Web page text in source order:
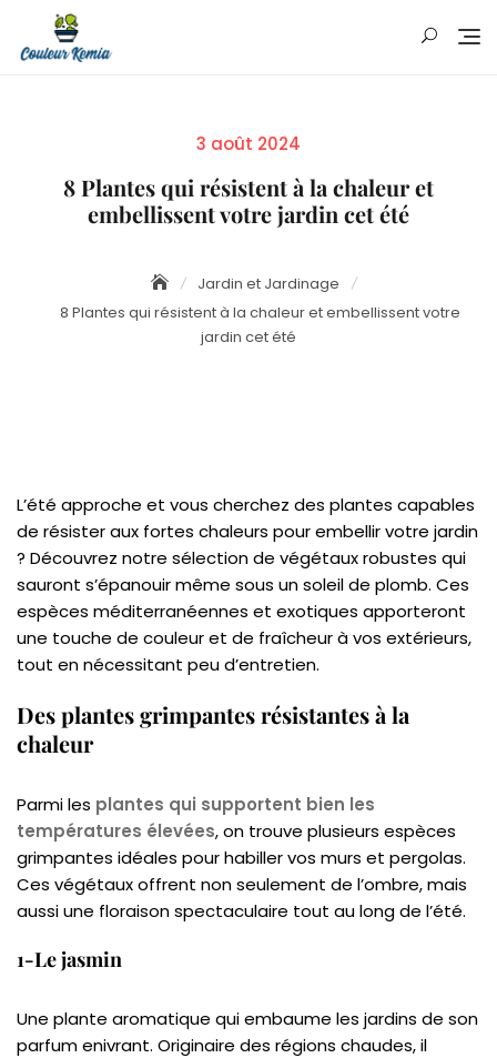
content
Posted
3 août 2024
8 Plantes qui résistent à la chaleur et
embellissent votre jardin cet été
Jardin et Jardinage
8 Plantes qui résistent à la chaleur et embellissent votre
jardin cet été
L’été approche et vous cherchez des plantes capables
de résister aux fortes chaleurs pour embellir votre jardin
? Découvrez notre sélection de végétaux robustes qui
sauront s’épanouir même sous un soleil de plomb. Ces
espèces méditerranéennes et exotiques apporteront
une touche de couleur et de fraîcheur à vos extérieurs,
tout en nécessitant peu d’entretien.
Des plantes grimpantes résistantes à la
chaleur
Parmi les plantes qui supportent bien les
températures élevées, on trouve plusieurs espèces
grimpantes idéales pour habiller vos murs et pergolas.
Ces végétaux offrent non seulement de l’ombre, mais
aussi une floraison spectaculaire tout au long de l’été.
1-Le jasmin
Une plante aromatique qui embaume les jardins de son
parfum enivrant. Originaire des régions chaudes, il